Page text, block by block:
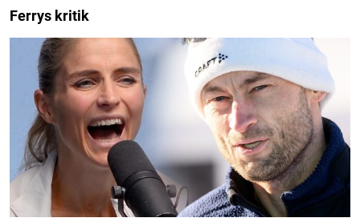
Ferrys kritik